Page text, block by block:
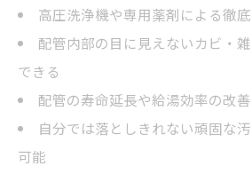
高圧洗浄機や専用薬剤による徹
配管内部の目に見えないカビ・
できる
配管の寿命延長や給湯効率の改
自分では落としきれない頑固な
可能